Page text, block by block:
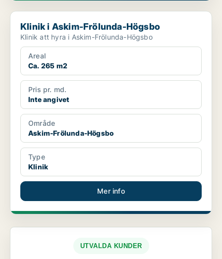
Klinik i Askim-Frölunda-Högsbo
Klinik i Askim-Frölunda-Högsbo
Klinik att hyra i Askim-Frölunda-Högsbo
Areal
Ca. 265 m2
Pris pr. md.
Inte angivet
Område
Askim-Frölunda-Högsbo
Type
Klinik
Mer info
UTVALDA KUNDER